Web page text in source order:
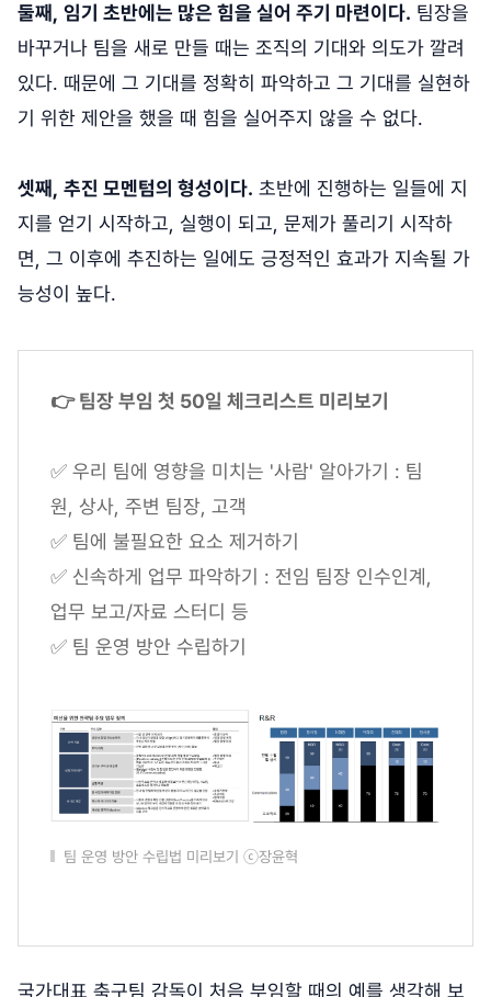
둘째, 임기 초반에는 많은 힘을 실어 주기 마련이다. 팀장을
바꾸거나 팀을 새로 만들 때는 조직의 기대와 의도가 깔려
있다. 때문에 그 기대를 정확히 파악하고 그 기대를 실현하
기 위한 제안을 했을 때 힘을 실어주지 않을 수 없다.
셋째, 추진 모멘텀의 형성이다. 초반에 진행하는 일들에 지
지를 얻기 시작하고, 실행이 되고, 문제가 풀리기 시작하
면, 그 이후에 추진하는 일에도 긍정적인 효과가 지속될 가
능성이 높다.
👉 팀장 부임 첫 50일 체크리스트 미리보기
✅ 우리 팀에 영향을 미치는 '사람' 알아가기 : 팀
원, 상사, 주변 팀장, 고객
✅ 팀에 불필요한 요소 제거하기
✅ 신속하게 업무 파악하기 : 전임 팀장 인수인계,
업무 보고/자료 스터디 등
✅ 팀 운영 방안 수립하기
팀 운영 방안 수립법 미리보기 ⓒ장윤혁
국가대표 축구팀 감독이 처음 부임할 때의 예를 생각해 보